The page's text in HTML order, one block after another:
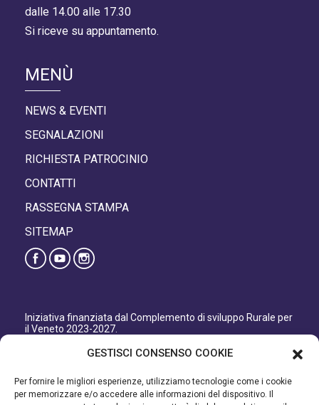
GESTISCI CONSENSO COOKIE
Per fornire le migliori esperienze, utilizziamo tecnologie come i cookie
per memorizzare e/o accedere alle informazioni del dispositivo. Il
dalle 14.00 alle 17.30
Si riceve su appuntamento.
MENÙ
NEWS & EVENTI
SEGNALAZIONI
RICHIESTA PATROCINIO
CONTATTI
RASSEGNA STAMPA
SITEMAP
Iniziativa finanziata dal Complemento di sviluppo Rurale per
il Veneto 2023-2027.
Direzione AdG FEASR Bonifica e Irrigazione.